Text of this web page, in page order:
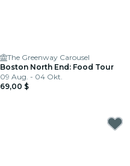
The Greenway Carousel
Boston North End: Food Tour
09 Aug. - 04 Okt.
69,00 $